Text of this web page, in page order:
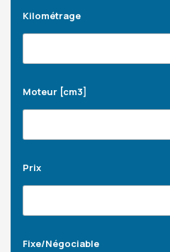
Kilométrage
Moteur [cm3]
Prix
Fixe/Négociable